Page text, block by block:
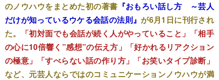
のノウハウをまとめた初の著書 『おもろい話し方 ～芸人
だけが知っているウケる会話の法則』が6月1日に刊行され
た。
「初対面でも会話が続く人がやっていること」「相手
の心に10倍響く”感想”の伝え方」「好かれるリアクション
の極意」「すべらない話の作り方」「お笑いタイプ診断」
など、元芸人ならではのコミュニケーションノウハウが満